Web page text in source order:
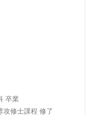
卒業
攻修士課程 修了